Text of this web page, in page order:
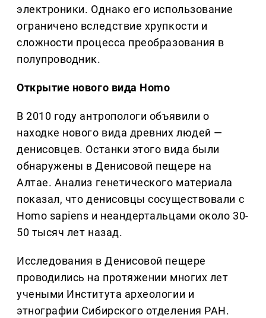
электроники. Однако его использование
ограничено вследствие хрупкости и
сложности процесса преобразования в
полупроводник.
Открытие нового вида Homo
В 2010 году антропологи объявили о
находке нового вида древних людей —
денисовцев. Останки этого вида были
обнаружены в Денисовой пещере на
Алтае. Анализ генетического материала
показал, что денисовцы сосуществовали с
Homo sapiens и неандертальцами около 30-
50 тысяч лет назад.
Исследования в Денисовой пещере
проводились на протяжении многих лет
учеными Института археологии и
этнографии Сибирского отделения РАН.